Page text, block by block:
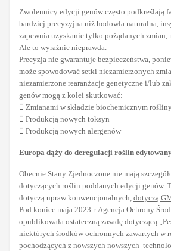
Zwolennicy edycji genów często podkreślają
bardziej precyzyjna niż hodowla naturalna,
zapewnia uzyskanie tylko pożądanych
Ale to wyraźnie nieprawda.
Precyzja nie gwarantuje bezpieczeństwa,
może spowodować setki niezamierzonych
niezamierzone rearanżacje genetyczne i/lub
genów mogą z kolei skutkować:
 Zmianami w składzie biochemicznym
 Produkcją nowych toksyn
 Produkcją nowych alergenów
Europa dąży do deregulacji roślin
Obecnie Stany Zjednoczone nie mają
dotyczących roślin poddanych edycji genów.
dotyczą upraw konwencjonalnych, dotyczą
Pod koniec maja 2023 r. Agencja Ochrony
opublikowała ostateczną zasadę dotyczącą
niektórych środków ochronnych zawartych w
pochodzących z nowszych nowszych